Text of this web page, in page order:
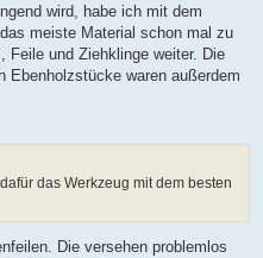
wird, habe ich mit dem
meiste Material schon mal zu
Feile und Ziehklinge weiter. Die
Ebenholzstücke waren außerdem
das Werkzeug mit dem besten
Die versehen problemlos